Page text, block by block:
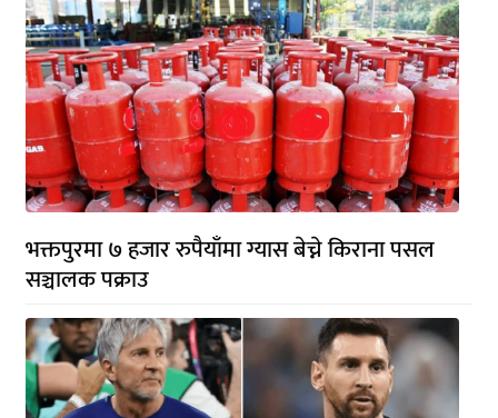
भक्तपुरमा ७ हजार रुपैयाँमा ग्यास बेच्ने किराना पसल
सञ्चालक पक्राउ